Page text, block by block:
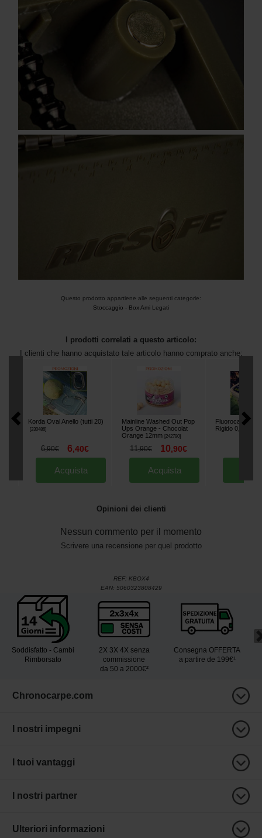
Questo prodotto appartiene alle seguenti categorie:
Stoccaggio - Box Ami Legati
I prodotti correlati a questo articolo:
I clienti che hanno acquistato tale articolo hanno comprato anche:
Korda Oval Anello (tutti 20)
[230486]
6,90€ 6,40€
Acquista
Mainline Washed Out Pop
Ups Orange - Chocolat
Orange 12mm [242790]
11,90€ 10,90€
Acquista
Fluorocarbon
Rigido 0,53 mm
Opinioni dei clienti
Nessun commento per il momento
Scrivere una recensione per quel prodotto
REF: KBOX4
EAN: 5060323808429
Soddisfatto - Cambi
Rimborsato
2X 3X 4X senza
commissione
da 50 a 2000€²
Consegna OFFERTA
a partire de 199€¹
Chronocarpe.com
I nostri impegni
I tuoi vantaggi
I nostri partner
Ulteriori informazioni